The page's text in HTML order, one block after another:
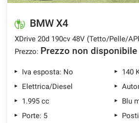
BMW X4
XDrive 20d 190cv 48V (Tetto/Pelle/
Prezzo: Prezzo non disponibile
Iva esposta: No
140
Elettrica/Diesel
1.995 cc
Blu
Porte: 5